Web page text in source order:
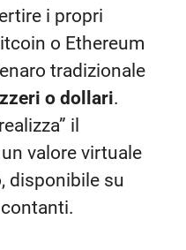
i propri
o Ethereum
tradizionale
o dollari.
il
valore virtuale
disponibile su